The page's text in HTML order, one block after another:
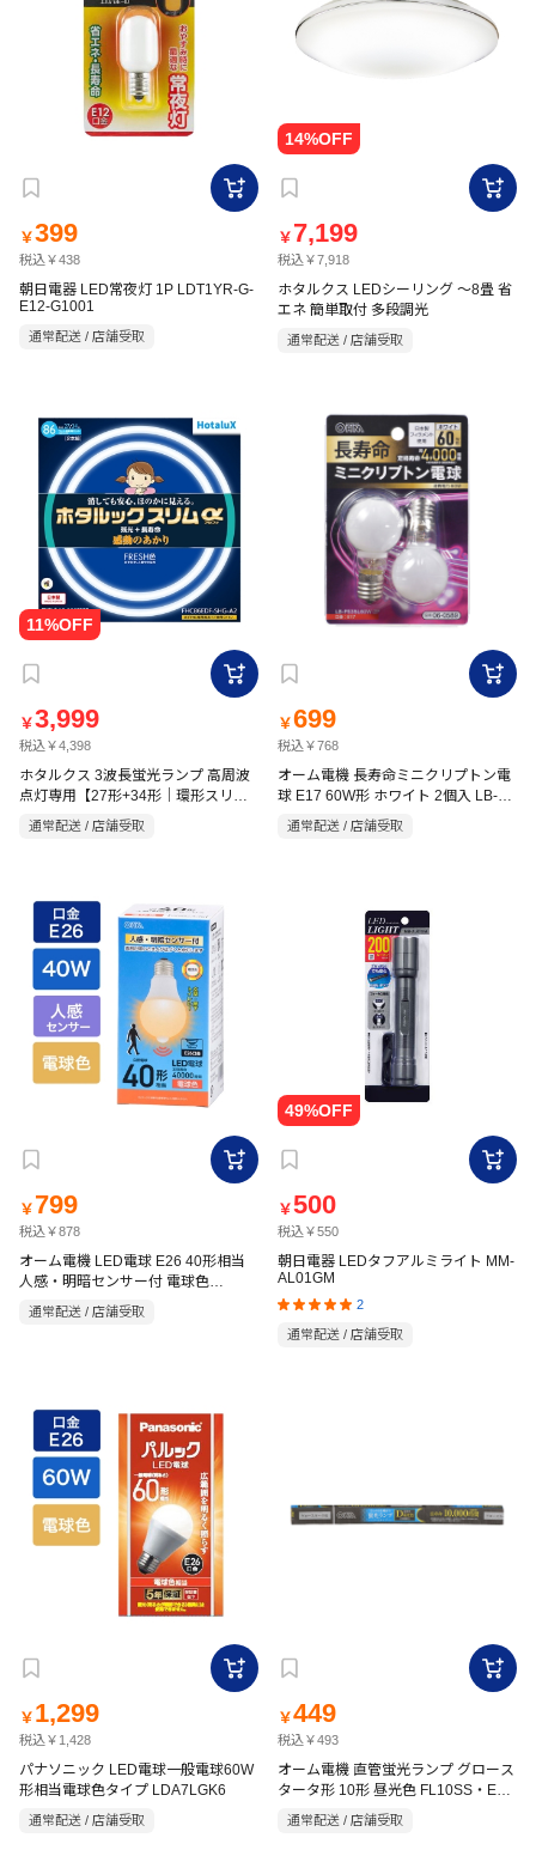
￥399
税込￥438
朝日電器 LED常夜灯 1P LDT1YR-G-
E12-G1001
通常配送 / 店舗受取
￥ 7,199
税込￥7,918
ホタルクス LEDシーリング ～8畳 省
エネ 簡単取付 多段調光
通常配送 / 店舗受取
￥3,999
税込￥4,398
ホタルクス 3波長蛍光ランプ 高周波
点灯専用【27形+34形｜環形スリム
管｜昼光色｜残光ホタルック｜ホタ
ルックスリムα｜パック品】
通常配送 / 店舗受取
￥699
税込￥768
オーム電機 長寿命ミニクリプトン電
球 E17 60W形 ホワイト 2個入 LB-
通常配送 / 店舗受取
￥ 799
税込￥878
オーム電機 LED電球 E26 40形相当
人感・明暗センサー付 電球色
通常配送 / 店舗受取
￥500
税込￥550
朝日電器 LEDタフアルミライト MM-
AL01GM
2
通常配送 / 店舗受取
￥ 1,299
税込￥1,428
パナソニック LED電球一般電球60W
形相当電球色タイプ LDA7LGK6
通常配送 / 店舗受取
￥449
税込￥493
オーム電機 直管蛍光ランプ グロース
タータ形 10形 昼光色 FL10SS・EX-
通常配送 / 店舗受取